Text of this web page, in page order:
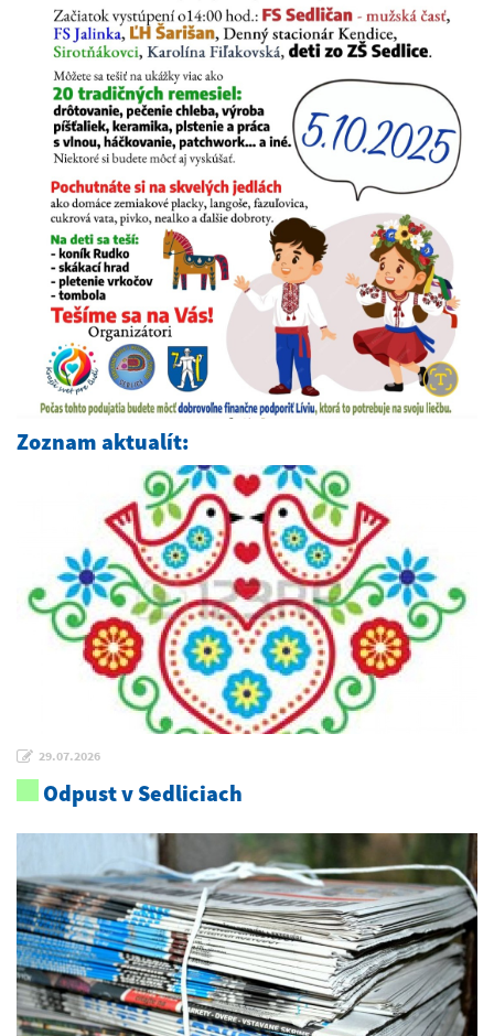
Zoznam aktualít:
29.07.2026
Odpust v Sedliciach